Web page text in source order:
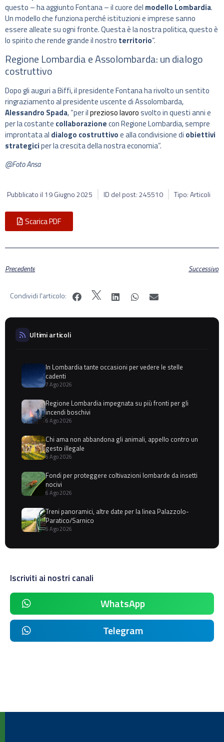
questo – ha aggiunto Fontana – il cuore del modello Lombardia.
Un modello che funziona perché istituzioni e imprese sanno
essere alleate su ogni fronte. Questa è la nostra politica, questo è
lo spirito che rende grande il nostro territorio“.
Regione Lombardia e Assolombarda: un dialogo
costruttivo
Dopo gli auguri a Biffi, il presidente Fontana ha rivolto un sentito
ringraziamento al presidente uscente di Assolombarda,
Alessandro Spada, “per ilprezioso lavorosvolto in questi anni e
per la costante collaborazionecon Regione Lombardia, sempre
improntata al dialogo costruttivoe alla condivisione di obiettivi
strategiciper la crescita della nostra economia”.
@Foto Ansa
Pubblicato il 19 Giugno 2025 ID del post: 245510 Tipo: Articoli
Scarica PDF
Precedente Successivo
Condividi l'articolo:
Ultimi articoli
In Lombardia tante occasioni per vedere le stelle
cadenti
7 Ago 2026
Regione Lombardia impegnata su più fronti per gli
incendi boschivi
6 Ago 2026
Chi ama non abbandona gli animali, appello contro un
gesto illegale
6 Ago 2026
Fondi per proteggere coltivazioni lombarde da insetti
nocivi
6 Ago 2026
Treni panoramici, altre date per la linea Palazzolo-
Paratico/Sarnico
6 Ago 2026
Iscriviti ai nostri canali
WhatsApp
Telegram